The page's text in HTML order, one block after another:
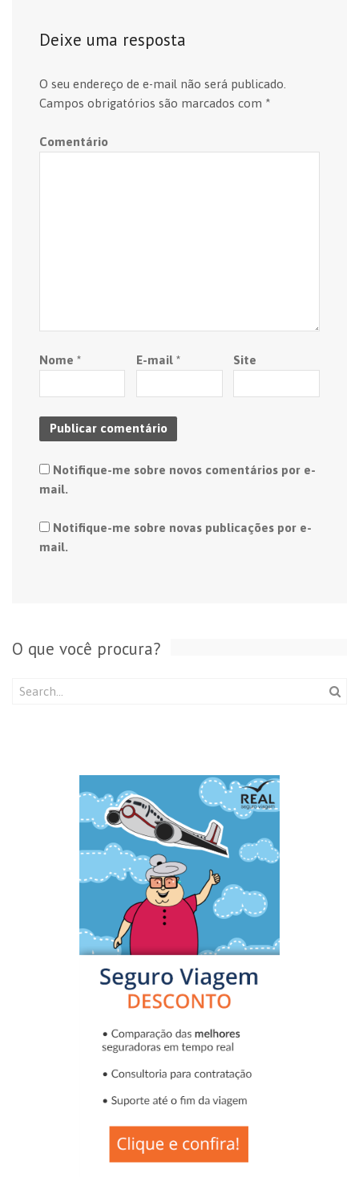
Deixe uma resposta
O seu endereço de e-mail não será publicado.
Campos obrigatórios são marcados com *
Comentário
Nome * E-mail * Site
Notifique-me sobre novos comentários por e-
mail.
Notifique-me sobre novas publicações por e-
mail.
O que você procura?